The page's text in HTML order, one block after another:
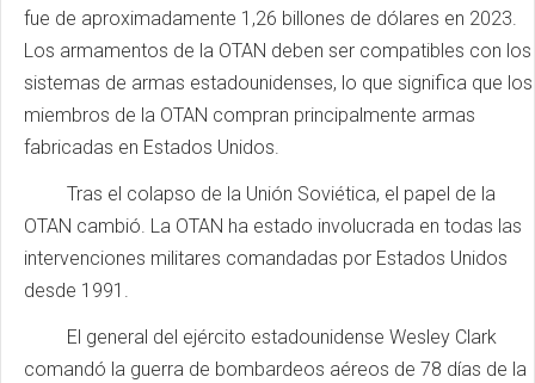
fue de aproximadamente 1,26 billones de dólares en 2023.
Los armamentos de la OTAN deben ser compatibles con los
sistemas de armas estadounidenses, lo que significa que los
miembros de la OTAN compran principalmente armas
fabricadas en Estados Unidos.
Tras el colapso de la Unión Soviética, el papel de la
OTAN cambió. La OTAN ha estado involucrada en todas las
intervenciones militares comandadas por Estados Unidos
desde 1991.
El general del ejército estadounidense Wesley Clark
comandó la guerra de bombardeos aéreos de 78 días de la